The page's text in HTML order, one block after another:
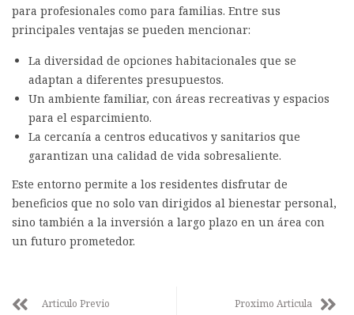
para profesionales como para familias. Entre sus
principales ventajas se pueden mencionar:
La diversidad de opciones habitacionales que se
adaptan a diferentes presupuestos.
Un ambiente familiar, con áreas recreativas y espacios
para el esparcimiento.
La cercanía a centros educativos y sanitarios que
garantizan una calidad de vida sobresaliente.
Este entorno permite a los residentes disfrutar de
beneficios que no solo van dirigidos al bienestar personal,
sino también a la inversión a largo plazo en un área con
un futuro prometedor.
Articulo Previo
Proximo Articula